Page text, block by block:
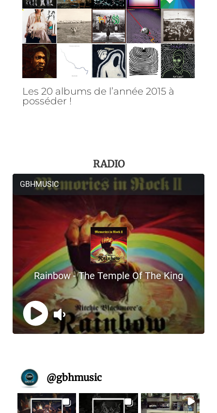
Les 20 albums de l’année 2015 à
posséder !
RADIO
@gbhmusic